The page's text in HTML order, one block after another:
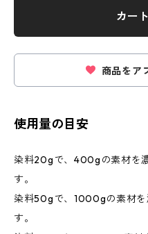
カー
商品をア
使用量の目安
染料20gで、400gの素材を
す。
染料50gで、1000gの素材を
す。